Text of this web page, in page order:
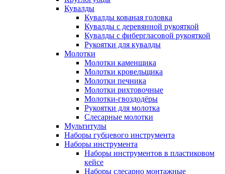
Кувалды
Кувалды кованая головка
Кувалды с деревянной рукояткой
Кувалды с фибергласовой рукояткой
Рукоятки для кувалды
Молотки
Молотки каменщика
Молотки кровельщика
Молотки печника
Молотки рихтовочные
Молотки-гвоздодёры
Рукоятки для молотка
Слесарные молотки
Мультитулы
Наборы губцевого инструмента
Наборы инструмента
Наборы инструментов в пластиковом
кейсе
Наборы слесарно монтажные